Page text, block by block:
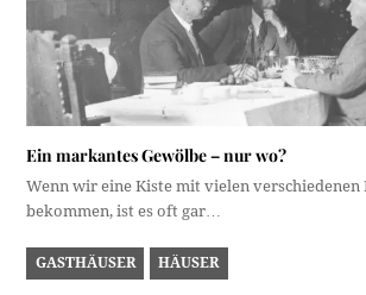
Ein markantes Gewölbe – nur wo?
Wenn wir eine Kiste mit vielen
bekommen, ist es oft gar…
GASTHÄUSER HÄUSER